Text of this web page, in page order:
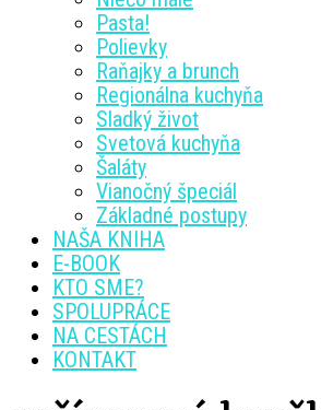
Pasta!
Polievky
Raňajky a brunch
Regionálna kuchyňa
Sladký život
Svetová kuchyňa
Šaláty
Vianočný špeciál
Základné postupy
NAŠA KNIHA
E-BOOK
KTO SME?
SPOLUPRÁCE
NA CESTÁCH
KONTAKT